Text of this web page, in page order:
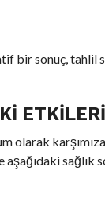
bir sonuç,
ETKILERI
sağlık